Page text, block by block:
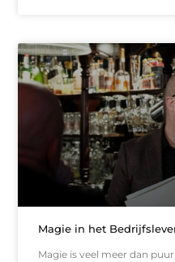
Magie in het
Magie is veel meer dan